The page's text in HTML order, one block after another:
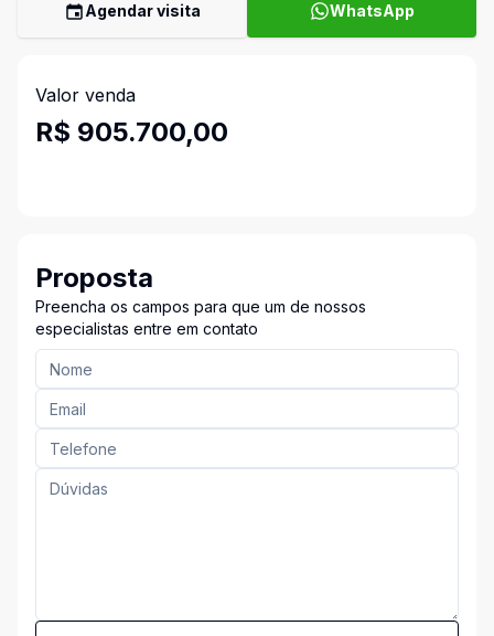
Agendar visita WhatsApp
Valor venda
R$ 905.700,00
Proposta
Preencha os campos para que um de nossos
especialistas entre em contato